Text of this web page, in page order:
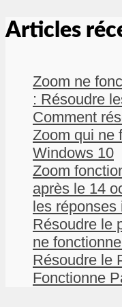
Articles
Zoom ne
: Résoudre
Comment
Zoom qui ne
Windows 10
Zoom
après le 14
les réponses
Résoudre le
ne
Résoudre le
Fonctionne